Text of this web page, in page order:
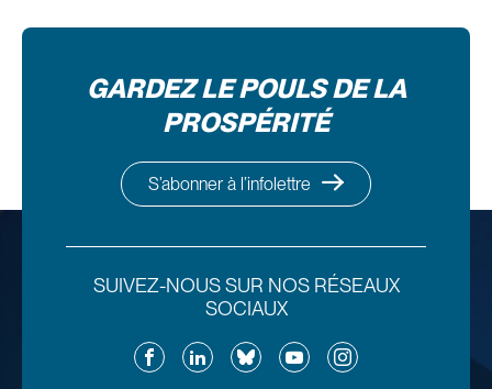
GARDEZ LE POULS DE LA
PROSPÉRITÉ
S’abonner à l’infolettre
SUIVEZ-NOUS SUR NOS RÉSEAUX
SOCIAUX
FacebookLinkedInBlueskyYouTubeInstagram